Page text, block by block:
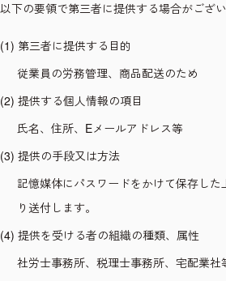
以下の要領で第三者に提供する場合がござい
(1) 第三者に提供する目的
従業員の労務管理、商品配送のため
(2) 提供する個人情報の項目
氏名、住所、Eメールアドレス等
(3) 提供の手段又は方法
記憶媒体にパスワードをかけて保存した
り送付します。
(4) 提供を受ける者の組織の種類、属性
社労士事務所、税理士事務所、宅配業社